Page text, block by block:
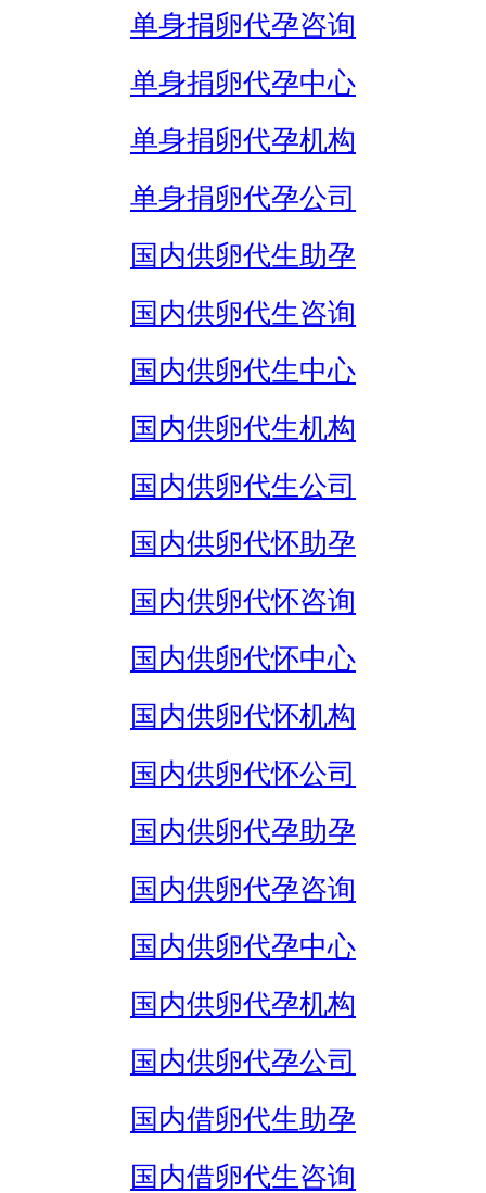
单身捐卵代孕咨询
单身捐卵代孕中心
单身捐卵代孕机构
单身捐卵代孕公司
国内供卵代生助孕
国内供卵代生咨询
国内供卵代生中心
国内供卵代生机构
国内供卵代生公司
国内供卵代怀助孕
国内供卵代怀咨询
国内供卵代怀中心
国内供卵代怀机构
国内供卵代怀公司
国内供卵代孕助孕
国内供卵代孕咨询
国内供卵代孕中心
国内供卵代孕机构
国内供卵代孕公司
国内借卵代生助孕
国内借卵代生咨询